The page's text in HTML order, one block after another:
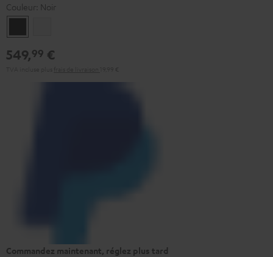
Couleur: Noir
549,99 €
Commandez maintenant, réglez plus tard